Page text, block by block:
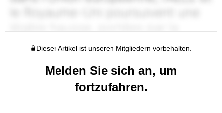
Dieser Artikel ist unseren Mitgliedern vorbehalten.
Melden Sie sich an, um
fortzufahren.